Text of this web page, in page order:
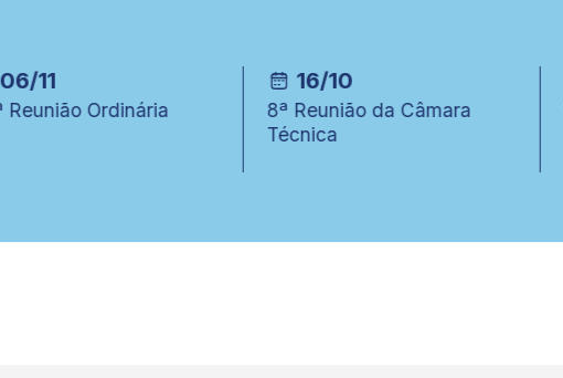
06/11
Reunião Ordinária
16/10
8ª Reunião da Câmara
Técnica